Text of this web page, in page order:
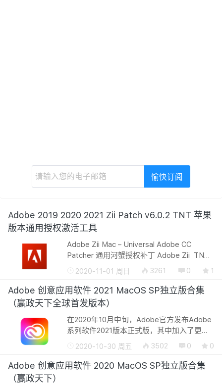
Adobe 2019 2020 2021 Zii Patch v6.0.2 TNT 苹果
版本通用授权激活工具
Adobe Zii Mac – Universal Adobe CC
Patcher 通用河蟹授权补丁 Adobe Zii TNT
目前支持Ae-Ai-Au-Ch-Dn-Ic-Id-Pl-Pr-Ps的
授权，Adobe Zii TNT 是针对苹果系统所使
用的 Adobe Mac 通用授权补丁，Adob...
2020-11-01 周日 3261 0 1
Adobe 创意应用软件 2021 MacOS SP独立版合集
（嬴政天下全球首发版本）
在2020年10月中旬，Adobe官方发布Adobe
系列软件2021版本正式版，其中加入了更多
AI的功能，并且所有版本不再支持32位和
Win10以前版本，对电脑的配置都有了更高的
要求。最新Adobe2021 mac正式版，更强...
2020-10-30 周五 3502 0 0
Adobe 创意应用软件 2020 MacOS SP独立版合集
（赢政天下）